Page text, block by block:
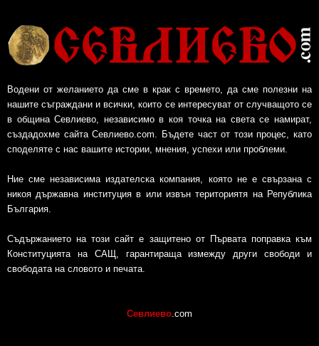
Водени от желанието да сме в крак с времето, да сме полезни на
нашите съграждани и всички, които се интересуват от случващото се
в община Севлиево, независимо в коя точка на света се намират,
създадохме сайта Севлиево.com. Бъдете част от този процес, като
споделяте с нас вашите истории, мнения, успехи или проблеми.
Ние сме независима издателска компания, която не е свързана с
никоя държавна институция в или извън териториятя на Република
България.
Съдържанието на този сайт е защитено от Първата поправка към
Конституцията на САЩ, гарантираща измежду други свободи и
свободата на словото и печата.
Севлиево .com